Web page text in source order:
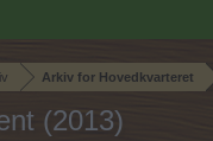
Arkiv for Hovedkvarteret
(2013)